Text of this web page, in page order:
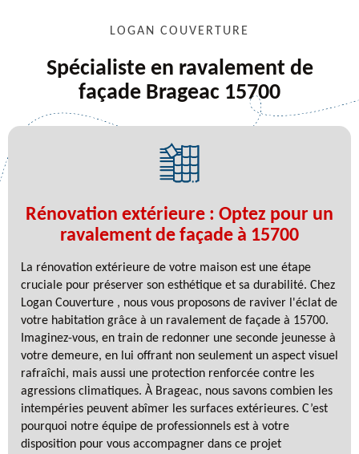
LOGAN COUVERTURE
Spécialiste en ravalement de
façade Brageac 15700
Rénovation extérieure : Optez pour un
ravalement de façade à 15700
La rénovation extérieure de votre maison est une étape
cruciale pour préserver son esthétique et sa durabilité. Chez
Logan Couverture , nous vous proposons de raviver l'éclat de
votre habitation grâce à un ravalement de façade à 15700.
Imaginez-vous, en train de redonner une seconde jeunesse à
votre demeure, en lui offrant non seulement un aspect visuel
rafraîchi, mais aussi une protection renforcée contre les
agressions climatiques. À Brageac, nous savons combien les
intempéries peuvent abîmer les surfaces extérieures. C’est
pourquoi notre équipe de professionnels est à votre
disposition pour vous accompagner dans ce projet